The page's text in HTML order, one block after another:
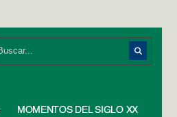
MOMENTOS DEL SIGLO XX